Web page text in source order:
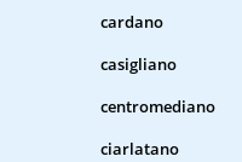
cardano
casigliano
centromediano
ciarlatano